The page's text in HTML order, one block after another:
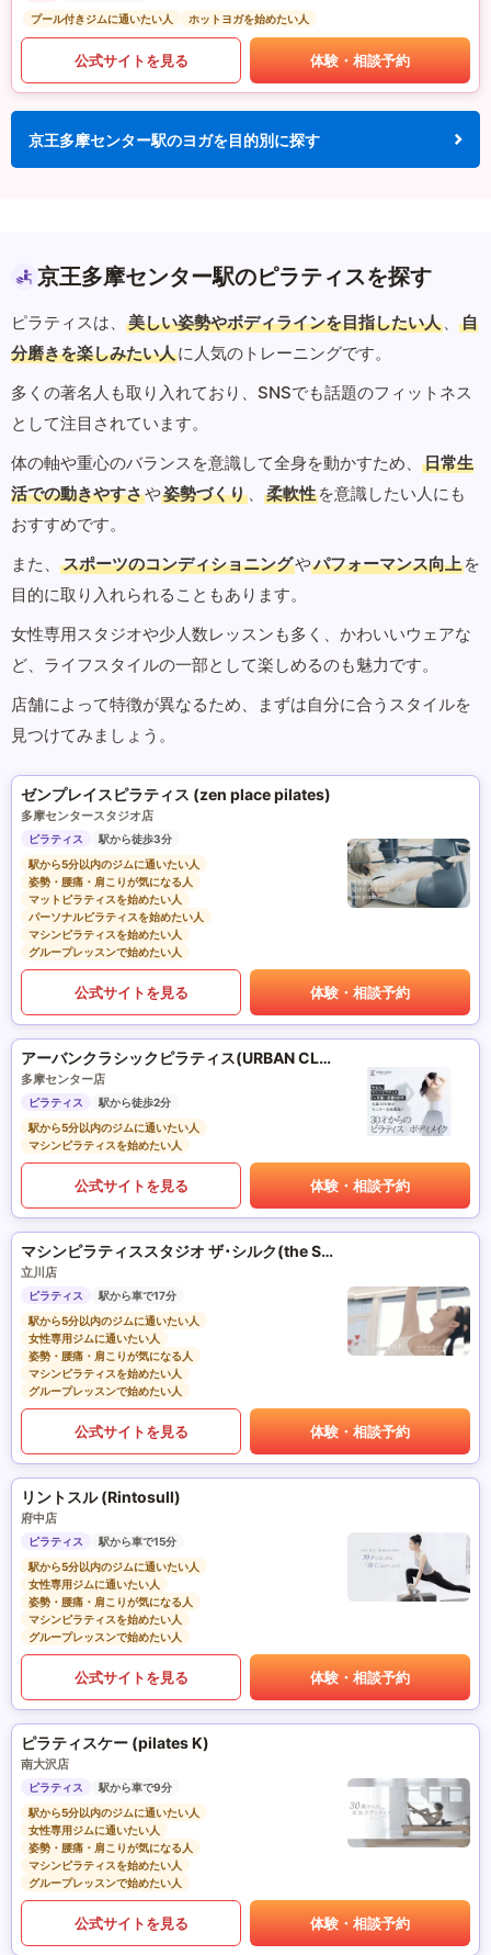
プール付きジムに通いたい人
ホットヨガを始めたい人
公式サイトを見る 体験・相談予約
京王多摩センター駅のヨガを目的別に探す
京王多摩センター駅のピラティスを探す
ピラティスは、 美しい姿勢やボディラインを目指したい人 、
自
分磨きを楽しみたい人に人気のトレーニングです。
多くの著名人も取り入れており、SNSでも話題のフィットネス
として注目されています。
体の軸や重心のバランスを意識して全身を動かすため、
日常生
活での動きやすさや姿勢づくり 、 柔軟性 を意識したい人にも
おすすめです。
また、
スポーツのコンディショニングやパフォーマンス向上 を
目的に取り入れられることもあります。
女性専用スタジオや少人数レッスンも多く、かわいいウェアな
ど、ライフスタイルの一部として楽しめるのも魅力です。
店舗によって特徴が異なるため、まずは自分に合うスタイルを
見つけてみましょう。
ゼンプレイスピラティス (zen place pilates)
多摩センタースタジオ店
ピラティス
駅から徒歩3分
駅から5分以内のジムに通いたい人
姿勢・腰痛・肩こりが気になる人
マットピラティスを始めたい人
パーソナルピラティスを始めたい人
マシンピラティスを始めたい人
グループレッスンで始めたい人
公式サイトを見る 体験・相談予約
アーバンクラシックピラティス(URBAN CLASSIC PILATES)
多摩センター店
ピラティス
駅から徒歩2分
駅から5分以内のジムに通いたい人
マシンピラティスを始めたい人
公式サイトを見る 体験・相談予約
マシンピラティススタジオ ザ･シルク(the SILK)
立川店
ピラティス
駅から車で17分
駅から5分以内のジムに通いたい人
女性専用ジムに通いたい人
姿勢・腰痛・肩こりが気になる人
マシンピラティスを始めたい人
グループレッスンで始めたい人
公式サイトを見る 体験・相談予約
リントスル (Rintosull)
府中店
ピラティス
駅から車で15分
駅から5分以内のジムに通いたい人
女性専用ジムに通いたい人
姿勢・腰痛・肩こりが気になる人
マシンピラティスを始めたい人
グループレッスンで始めたい人
公式サイトを見る 体験・相談予約
ピラティスケー (pilates K)
南大沢店
ピラティス
駅から車で9分
駅から5分以内のジムに通いたい人
女性専用ジムに通いたい人
姿勢・腰痛・肩こりが気になる人
マシンピラティスを始めたい人
グループレッスンで始めたい人
公式サイトを見る 体験・相談予約